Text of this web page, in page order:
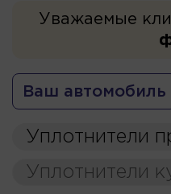
Уважаемые
Ваш автомобиль
Уплотнители
Уплотнители